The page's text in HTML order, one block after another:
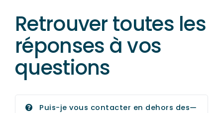
Retrouver toutes les
réponses à vos
questions
Puis-je vous contacter en dehors des